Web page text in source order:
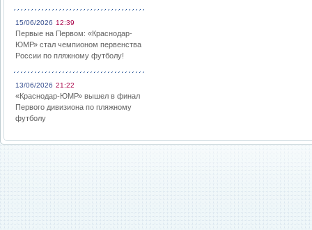
15/06/2026 12:39
Первые на Первом: «Краснодар-
ЮМР» стал чемпионом первенства
России по пляжному футболу!
13/06/2026 21:22
«Краснодар-ЮМР» вышел в финал
Первого дивизиона по пляжному
футболу